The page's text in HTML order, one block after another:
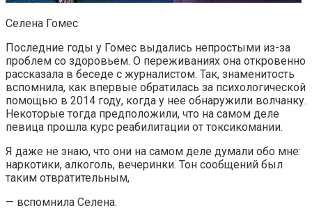
Селена Гомес
Последние годы у Гомес выдались непростыми из-за
проблем со здоровьем. О переживаниях она откровенно
рассказала в беседе с журналистом. Так, знаменитость
вспомнила, как впервые обратилась за психологической
помощью в 2014 году, когда у нее обнаружили волчанку.
Некоторые тогда предположили, что на самом деле
певица прошла курс реабилитации от токсикомании.
Я даже не знаю, что они на самом деле думали обо мне:
наркотики, алкоголь, вечеринки. Тон сообщений был
таким отвратительным,
— вспомнила Селена.